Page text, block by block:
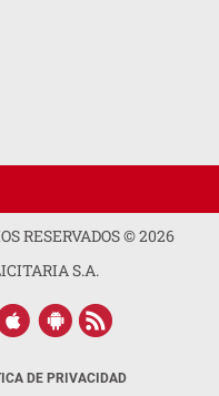
RESERVADOS ©2026
S.A.
DE PRIVACIDAD